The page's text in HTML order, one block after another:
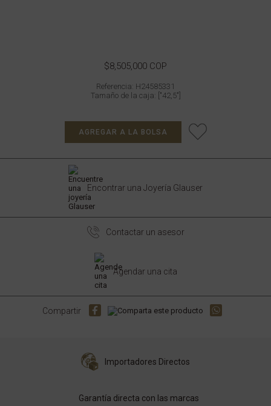
$8,505,000 COP
Referencia: H24585331
Tamaño de la caja: ["42,5"]
AGREGAR A LA BOLSA
Encontrar una Joyería Glauser
Contactar un asesor
Agendar una cita
Compartir
Importadores Directos
Garantía directa con las marcas